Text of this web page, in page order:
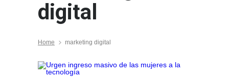
digital
Home marketing digital